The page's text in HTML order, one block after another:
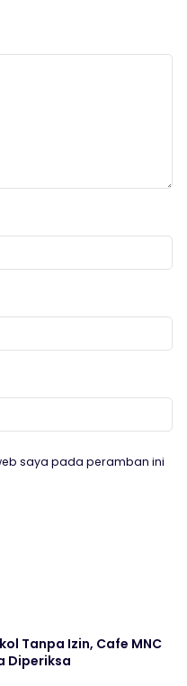
saya pada peramban ini
Tanpa Izin, Cafe MNC
Diperiksa